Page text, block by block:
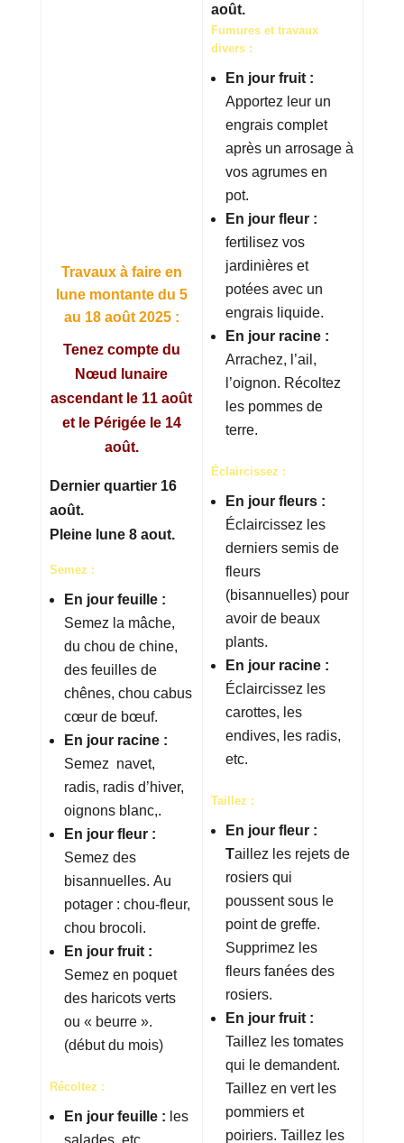
Travaux à faire en
lune montante du 5
au 18 août 2025 :
Tenez compte du
Nœud lunaire
ascendant le 11 août
et le Périgée le 14
août.
Dernier quartier 16
août.
Pleine lune 8 aout.
Semez :
En jour feuille :
Semez la mâche,
du chou de chine,
des feuilles de
chênes, chou cabus
cœur de bœuf.
En jour racine :
Semez navet,
radis, radis d’hiver,
oignons blanc,.
En jour fleur :
Semez des
bisannuelles. Au
potager : chou-fleur,
chou brocoli.
En jour fruit :
Semez en poquet
des haricots verts
ou « beurre ».
(début du mois)
Récoltez :
En jour feuille : les
salades, etc.
août.
Fumures et travaux
divers :
En jour fruit :
Apportez leur un
engrais complet
après un arrosage à
vos agrumes en
pot.
En jour fleur :
fertilisez vos
jardinières et
potées avec un
engrais liquide.
En jour racine :
Arrachez, l’ail,
l’oignon. Récoltez
les pommes de
terre.
Éclaircissez :
En jour fleurs :
Éclaircissez les
derniers semis de
fleurs
(bisannuelles) pour
avoir de beaux
plants.
En jour racine :
Éclaircissez les
carottes, les
endives, les radis,
etc.
Taillez :
En jour fleur :
Taillez les rejets de
rosiers qui
poussent sous le
point de greffe.
Supprimez les
fleurs fanées des
rosiers.
En jour fruit :
Taillez les tomates
qui le demandent.
Taillez en vert les
pommiers et
poiriers. Taillez les